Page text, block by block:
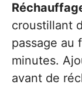
croustillant
passage au
minutes.
avant de